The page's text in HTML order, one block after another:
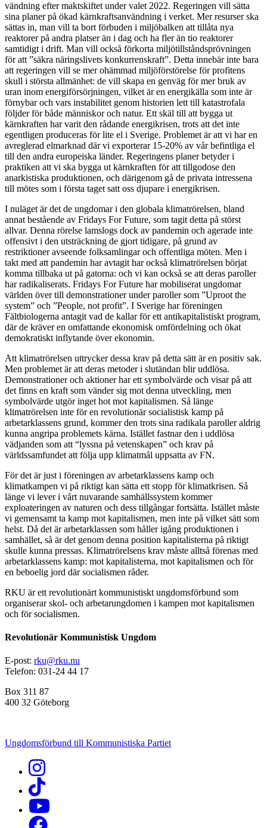
vändning efter maktskiftet under valet 2022. Regeringen vill sätta
sina planer på ökad kärnkraftsanvändning i verket. Mer resurser ska
sättas in, man vill ta bort förbuden i miljöbalken att tillåta nya
reaktorer på andra platser än i dag och ha fler än tio reaktorer
samtidigt i drift. Man vill också förkorta miljötillståndsprövningen
för att ”säkra näringslivets konkurrenskraft”. Detta innebär inte bara
att regeringen vill se mer ohämmad miljöförstörelse för profitens
skull i största allmänhet: de vill skapa en genväg för mer bruk av
uran inom energiförsörjningen, vilket är en energikälla som inte är
förnybar och vars instabilitet genom historien lett till katastrofala
följder för både människor och natur. Ett skäl till att bygga ut
kärnkraften har varit den rådande energikrisen, trots att det inte
egentligen produceras för lite el i Sverige. Problemet är att vi har en
avreglerad elmarknad där vi exporterar 15-20% av vår befintliga el
till den andra europeiska länder. Regeringens planer betyder i
praktiken att vi ska bygga ut kärnkraften för att tillgodose den
anarkistiska produktionen, och därigenom gå de privata intressena
till mötes som i första taget satt oss djupare i energikrisen.
I nuläget är det de ungdomar i den globala klimatrörelsen, bland
annat bestående av Fridays For Future, som tagit detta på störst
allvar. Denna rörelse lamslogs dock av pandemin och agerade inte
offensivt i den utsträckning de gjort tidigare, på grund av
restriktioner avseende folksamlingar och offentliga möten. Men i
takt med att pandemin har avtagit har också klimatrörelsen börjat
komma tillbaka ut på gatorna: och vi kan också se att deras paroller
har radikaliserats. Fridays For Future har mobiliserat ungdomar
världen över till demonstrationer under paroller som ”Uproot the
system” och ”People, not profit”. I Sverige har föreningen
Fältbiologerna antagit vad de kallar för ett antikapitalistiskt program,
där de kräver en omfattande ekonomisk omfördelning och ökat
demokratiskt inflytande över ekonomin.
Att klimatrörelsen uttrycker dessa krav på detta sätt är en positiv sak.
Men problemet är att deras metoder i slutändan blir uddlösa.
Demonstrationer och aktioner har ett symbolvärde och visar på att
det finns en kraft som vänder sig mot denna utveckling, men
symbolvärde utgör inget hot mot kapitalismen. Så länge
klimatrörelsen inte för en revolutionär socialistisk kamp på
arbetarklassens grund, kommer den trots sina radikala paroller aldrig
kunna angripa problemets kärna. Istället fastnar den i uddlösa
vädjanden som att “lyssna på vetenskapen” och krav på
världssamfundet att följa upp klimatmål uppsatta av FN.
För det är just i föreningen av arbetarklassens kamp och
klimatkampen vi på riktigt kan sätta ett stopp för klimatkrisen. Så
länge vi lever i vårt nuvarande samhällssystem kommer
exploateringen av naturen och dess tillgångar fortsätta. Istället måste
vi gemensamt ta kamp mot kapitalismen, men inte på vilket sätt som
helst. Då det är arbetarklassen som håller igång produktionen i
samhället, så är det genom denna position kapitalisterna på riktigt
skulle kunna pressas. Klimatrörelsens krav måste alltså förenas med
arbetarklassens kamp: mot kapitalisterna, mot kapitalismen och för
en beboelig jord där socialismen råder.
RKU är ett revolutionärt kommunistiskt ungdomsförbund som
organiserar skol- och arbetarungdomen i kampen mot kapitalismen
och för socialismen.
Revolutionär Kommunistisk Ungdom
E-post: rku@rku.nu
Telefon: 031-24 44 17
Box 311 87
400 32 Göteborg
Ungdomsförbund till Kommunistiska Partiet